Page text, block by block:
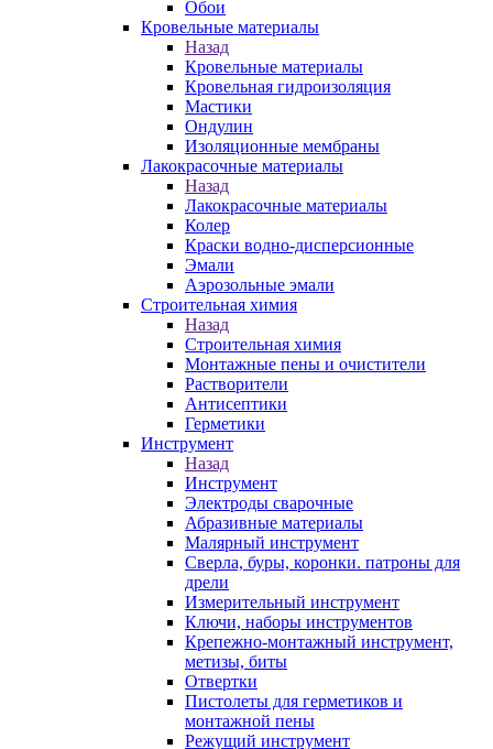
Обои
Кровельные материалы
Назад
Кровельные материалы
Кровельная гидроизоляция
Мастики
Ондулин
Изоляционные мембраны
Лакокрасочные материалы
Назад
Лакокрасочные материалы
Колер
Краски водно-дисперсионные
Эмали
Аэрозольные эмали
Строительная химия
Назад
Строительная химия
Монтажные пены и очистители
Растворители
Антисептики
Герметики
Инструмент
Назад
Инструмент
Электроды сварочные
Абразивные материалы
Малярный инструмент
Сверла, буры, коронки. патроны для
дрели
Измерительный инструмент
Ключи, наборы инструментов
Крепежно-монтажный инструмент,
метизы, биты
Отвертки
Пистолеты для герметиков и
монтажной пены
Режущий инструмент